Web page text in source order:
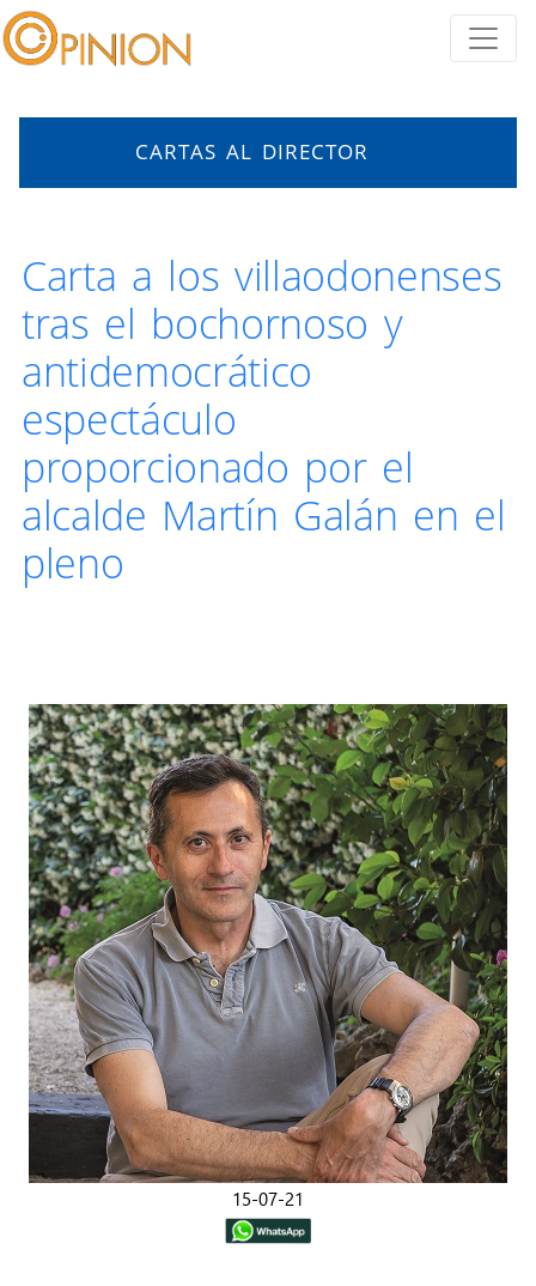
CARTAS AL DIRECTOR
Carta a los villaodonenses
tras el bochornoso y
antidemocrático
espectáculo
proporcionado por el
alcalde Martín Galán en el
pleno
15-07-21